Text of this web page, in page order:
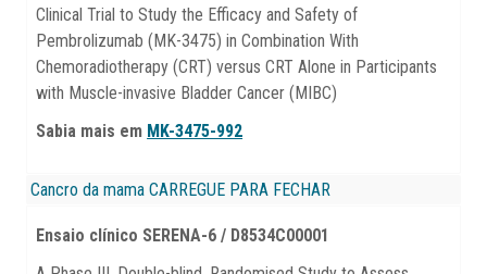
Clinical Trial to Study the Efficacy and Safety of
Pembrolizumab (MK-3475) in Combination With
Chemoradiotherapy (CRT) versus CRT Alone in Participants
with Muscle-invasive Bladder Cancer (MIBC)
Sabia mais em MK-3475-992
Cancro da mama CARREGUE PARA FECHAR
Ensaio clínico SERENA-6 / D8534C00001